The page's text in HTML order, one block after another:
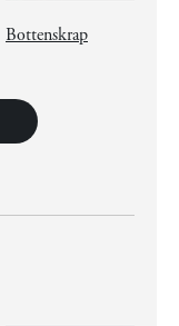
Bottenskrap